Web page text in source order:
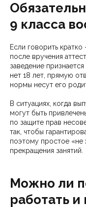
9 класса
Если говорить
после вручения
заведение
нет 18 лет, прямую
нормы несут его
В ситуациях, когда
могут быть
по защите прав
так, чтобы
поэтому простое «не
прекращения занятий.
Можно ли
работать и